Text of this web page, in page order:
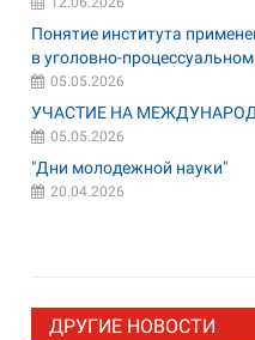
Понятие института
в уголовно-
05.05.2026
УЧАСТИЕ НА
05.05.2026
"Дни молодежной науки"
20.04.2026
ДРУГИЕ НОВОСТИ